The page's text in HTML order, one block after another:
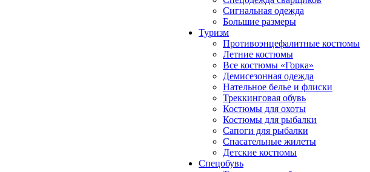
Сигнальная одежда
Большие размеры
Туризм
Противоэнцефалитные костюмы
Летние костюмы
Все костюмы «Горка»
Демисезонная одежда
Нательное белье и флиски
Треккинговая обувь
Костюмы для охоты
Костюмы для рыбалки
Сапоги для рыбалки
Спасательные жилеты
Детские костюмы
Спецобувь